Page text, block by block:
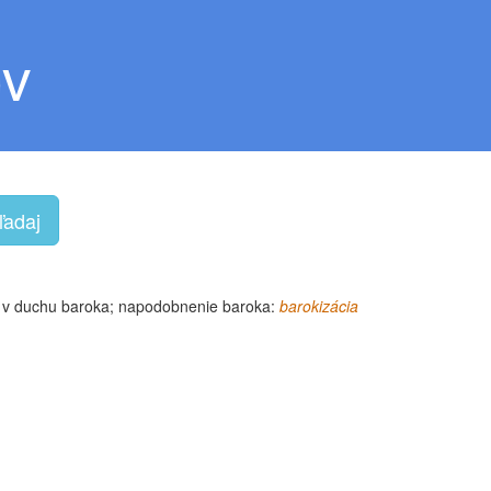
duchu baroka; napodobnenie baroka: barokizácia